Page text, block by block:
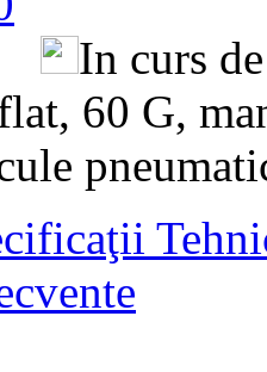
In curs
60 G,